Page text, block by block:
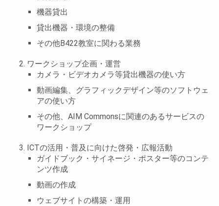
機器貸出
貸出機器・環境の整備
その他B422教室に関わる業務
ワークショップ企画・運営
カメラ・ビデオカメラ等貸出機器の使い方
動画編集、グラフィックデザイン等のソフトウェ
アの使い方
その他、AIM Commonsに関連のあるサービスの
ワークショップ
ICTの活用・普及に向けた啓発・広報活動
ガイドブック・サイネージ・ポスター等のコンテ
ンツ作成
動画の作成
ウェブサイトの構築・運用